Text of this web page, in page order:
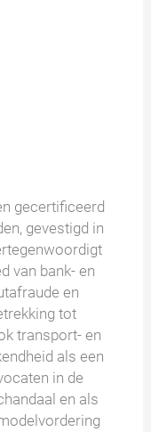
gecertificeerd
gevestigd in
van bank- en
en
tot
transport- en
als een
in de
en als